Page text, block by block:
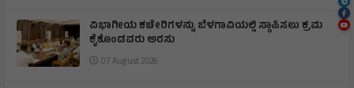
ವಿಭಾಗೀಯ ಕಚೇರಿಗಳನ್ನು ಬೆಳಗಾವಿಯಲ್ಲಿ ಸ್ಥಾಪಿಸಲು ಕ್ರಮ
ಕೈಕೊಂಡವರು ಅರಸು
07 August 2026